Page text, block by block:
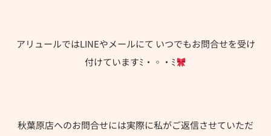
アリュールではLINEやメールにて いつでもお問合せを受け
付けていますﾐ・◦・ﾐ
秋葉原店へのお問合せには実際に私がご返信させていただ